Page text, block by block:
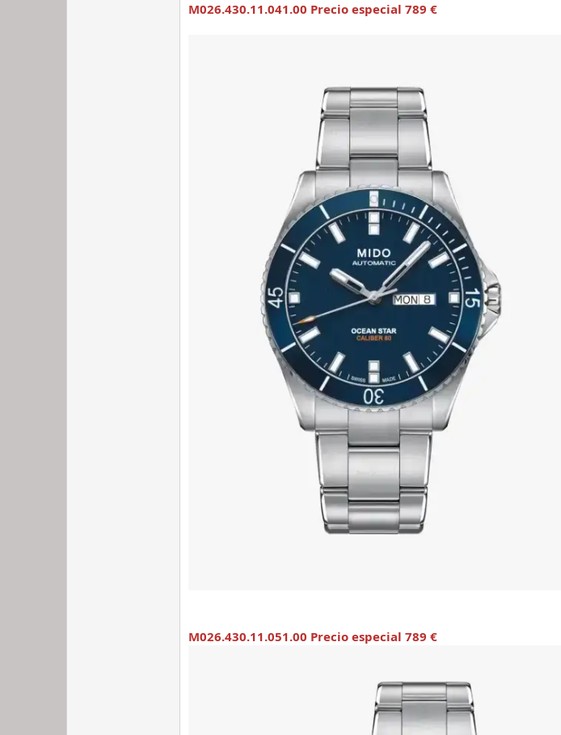
M026.430.11.041.00 Precio especial 789 €
M026.430.11.051.00 Precio especial 789 €